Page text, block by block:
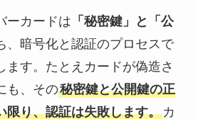
ーカードは 「秘密鍵」と「公
、暗号化と認証のプロセスで
ます。たとえカードが偽造さ
も、その秘密鍵と公開鍵の正
限り、認証は失敗します。カ